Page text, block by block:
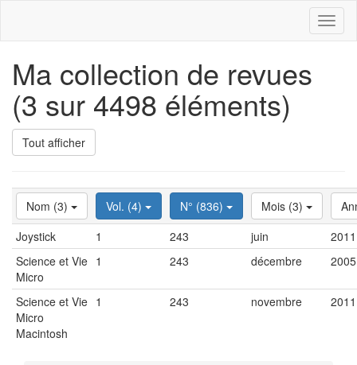
Ma collection de revues
(3 sur 4498 éléments)
Tout afficher
Nom (3) Vol. (4) N° (836) Mois (3)
Joystick
1 243 juin
2011
Science et Vie
Micro
1 243 décembre 2005
Science et Vie
Micro
Macintosh
1 243 novembre 2011